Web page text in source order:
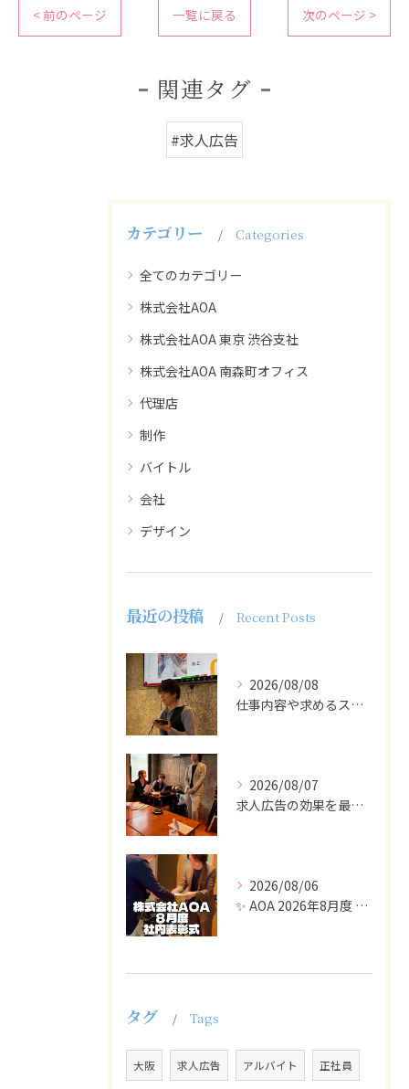
< 前のページ 一覧に戻る 次のページ >
関連タグ
#求人広告
カテゴリー Categories
全てのカテゴリー
株式会社AOA
株式会社AOA 東京 渋谷支社
株式会社AOA 南森町オフィス
代理店
制作
バイトル
会社
デザイン
最近の投稿 Recent Posts
2026/08/08
仕事内容や求めるスキルを明確にし、ターゲット層に響くメッセー...
2026/08/07
求人広告の効果を最大化するために最も重要なのは、掲載タイミン...
2026/08/06
✨ AOA 2026年8月度 表彰式レポート ✨
タグ Tags
大阪 求人広告 アルバイト 正社員